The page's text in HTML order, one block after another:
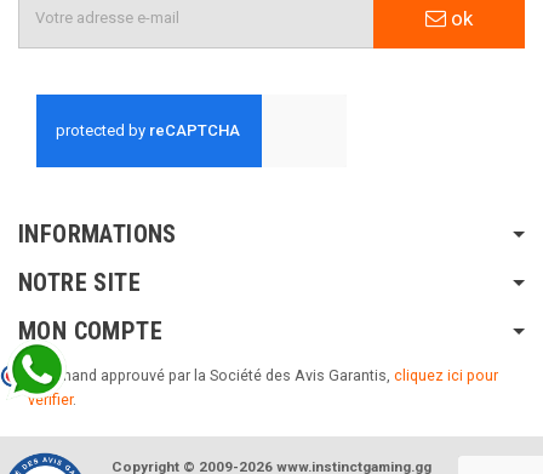
ok
INFORMATIONS
NOTRE SITE
MON COMPTE
Marchand approuvé par la Société des Avis Garantis, cliquez ici pour
vérifier.
Copyright © 2009-2026 www.instinctgaming.gg